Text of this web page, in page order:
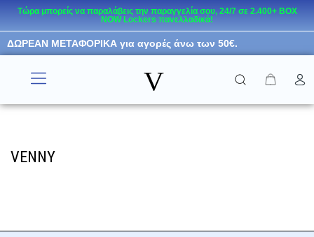
Μεταπηδήστε
στο
περιεχόμενο
Τώρα μπορείς να παραλάβεις την παραγγελία σου, 24/7 σε 2.400+ BOX
NOW Lockers πανελλαδικά!
ΔΩΡΕΑΝ ΜΕΤΑΦΟΡΙΚΑ για αγορές άνω των 50€.
V
VENNY